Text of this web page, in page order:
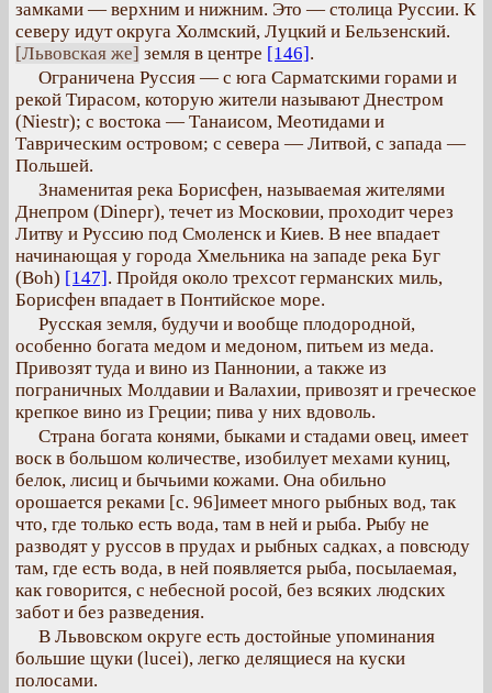
замками — верхним и нижним. Это — столица Руссии. К
северу идут округа Холмский, Луцкий и Бельзенский.
[Львовская же] земля в центре [146].
Ограничена Руссия — с юга Сарматскими горами и
рекой Тирасом, которую жители называют Днестром
(Niestr); с востока — Танаисом, Меотидами и
Таврическим островом; с севера — Литвой, с запада —
Польшей.
Знаменитая река Борисфен, называемая жителями
Днепром (Dinepr), течет из Московии, проходит через
Литву и Руссию под Смоленск и Киев. В нее впадает
начинающая у города Хмельника на западе река Буг
(Boh) [147]. Пройдя около трехсот германских миль,
Борисфен впадает в Понтийское море.
Русская земля, будучи и вообще плодородной,
особенно богата медом и медоном, питьем из меда.
Привозят туда и вино из Паннонии, а также из
пограничных Молдавии и Валахии, привозят и греческое
крепкое вино из Греции; пива у них вдоволь.
Страна богата конями, быками и стадами овец, имеет
воск в большом количестве, изобилует мехами куниц,
белок, лисиц и бычьими кожами. Она обильно
орошается реками [с. 96]имеет много рыбных вод, так
что, где только есть вода, там в ней и рыба. Рыбу не
разводят у руссов в прудах и рыбных садках, а повсюду
там, где есть вода, в ней появляется рыба, посылаемая,
как говорится, с небесной росой, без всяких людских
забот и без разведения.
В Львовском округе есть достойные упоминания
большие щуки (lucei), легко делящиеся на куски
полосами.